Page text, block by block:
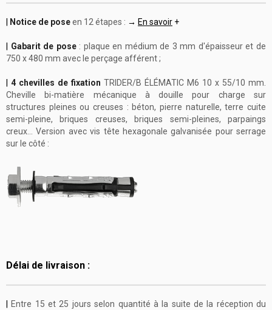
Notice de poseen 12 étapes : → En savoir +
Gabarit de pose: plaque en médium de 3 mm d'épaisseur et de
750 x 480 mm avec le perçage afférent ;
4 chevilles de fixation TRIDER/B ÉLÉMATIC M6 10 x 55/10 mm.
Cheville bi-matière mécanique à douille pour charge sur
structures pleines ou creuses : béton, pierre naturelle, terre cuite
semi-pleine, briques creuses, briques semi-pleines, parpaings
creux... Version avec vis tête hexagonale galvanisée pour serrage
sur le côté :
Délai de livraison :
Entre 15 et 25 jours selon quantité à la suite de la réception du